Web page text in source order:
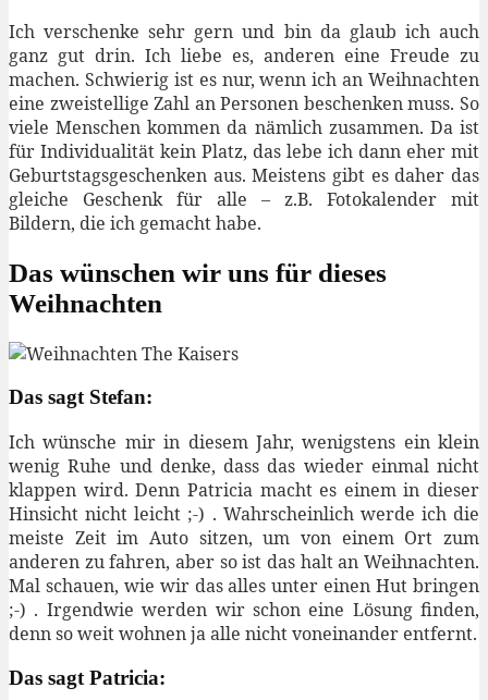
Ich verschenke sehr gern und bin da glaub ich auch
ganz gut drin. Ich liebe es, anderen eine Freude zu
machen. Schwierig ist es nur, wenn ich an Weihnachten
eine zweistellige Zahl an Personen beschenken muss. So
viele Menschen kommen da nämlich zusammen. Da ist
für Individualität kein Platz, das lebe ich dann eher mit
Geburtstagsgeschenken aus. Meistens gibt es daher das
gleiche Geschenk für alle – z.B. Fotokalender mit
Bildern, die ich gemacht habe.
Das wünschen wir uns für dieses
Weihnachten
Das sagt Stefan:
Ich wünsche mir in diesem Jahr, wenigstens ein klein
wenig Ruhe und denke, dass das wieder einmal nicht
klappen wird. Denn Patricia macht es einem in dieser
Hinsicht nicht leicht ;-) . Wahrscheinlich werde ich die
meiste Zeit im Auto sitzen, um von einem Ort zum
anderen zu fahren, aber so ist das halt an Weihnachten.
Mal schauen, wie wir das alles unter einen Hut bringen
;-) . Irgendwie werden wir schon eine Lösung finden,
denn so weit wohnen ja alle nicht voneinander entfernt.
Das sagt Patricia: